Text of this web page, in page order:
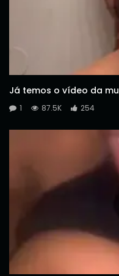
Já temos o vídeo da
1 87.5K 254